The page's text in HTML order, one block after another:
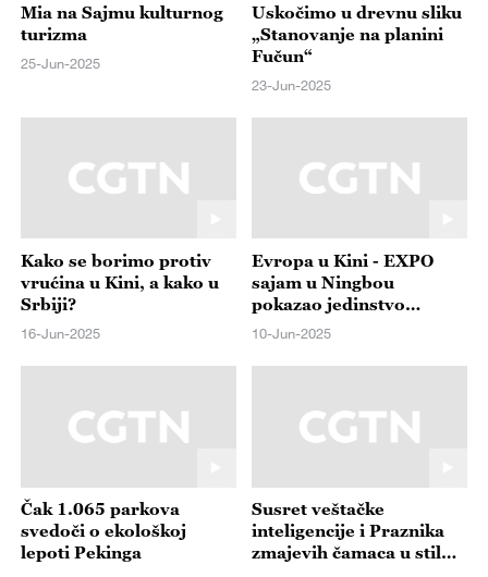
Mia na Sajmu kulturnog
turizma
25-Jun-2025
Uskočimo u drevnu sliku
„Stanovanje na planini
Fučun“
23-Jun-2025
Kako se borimo protiv
vrućina u Kini, a kako u
Srbiji?
16-Jun-2025
Evropa u Kini - EXPO
sajam u Ningbou
pokazao jedinstvo
globalnog tržišta
10-Jun-2025
Čak 1.065 parkova
svedoči o ekološkoj
lepoti Pekinga
Susret veštačke
inteligencije i Praznika
zmajevih čamaca u stilu